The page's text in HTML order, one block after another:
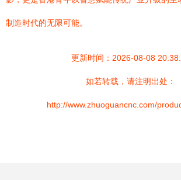
制造时代的无限可能。
更新时间：2026-08-08
如若转载，请注明出处：
http://www.zhuoguancnc.com/